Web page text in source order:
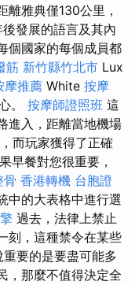
離雅典僅130公里，
發展的語言及其內
個國家的每個成員都
筋 新竹縣竹北市 Lux
摩推薦 White 按摩
。 按摩師證照班 這
進入，距離當地機場
而玩家獲得了正確
早餐對您很重要，
骨 香港轉機 台胞證
中的大表格中進行選
過去，法律上禁止
刻，這種禁令在某些
要的是要盡可能多
，那麼不值得決定全